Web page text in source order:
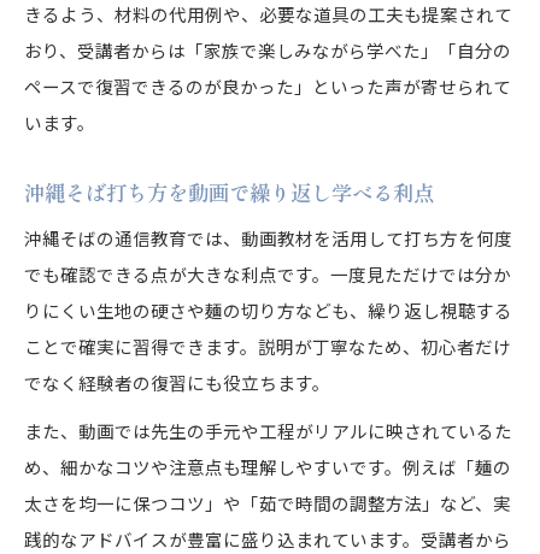
沖縄そばのこね方と寝かせ時間の違いを比較
沖縄そば通信教育で失敗しない麺作りの流れ
沖縄そばの歴史や文化を通信教育で学ぶ方法
沖縄そばとソーキそばの違いを理解する講座
沖縄そばの種類と具材の奥深さを通信講座で知
る
沖縄の方言や食文化を沖縄そばで体感する魅力
沖縄そばの豆知識を通信教育で身につける
きるよう、材料の代用例や、必要な道具の工夫も提案されて
おり、受講者からは「家族で楽しみながら学べた」「自分の
ペースで復習できるのが良かった」といった声が寄せられて
います。
沖縄そば打ち方を動画で繰り返し学べる利点
沖縄そばの通信教育では、動画教材を活用して打ち方を何度
でも確認できる点が大きな利点です。一度見ただけでは分か
りにくい生地の硬さや麺の切り方なども、繰り返し視聴する
ことで確実に習得できます。説明が丁寧なため、初心者だけ
でなく経験者の復習にも役立ちます。
また、動画では先生の手元や工程がリアルに映されているた
め、細かなコツや注意点も理解しやすいです。例えば「麺の
太さを均一に保つコツ」や「茹で時間の調整方法」など、実
践的なアドバイスが豊富に盛り込まれています。受講者から